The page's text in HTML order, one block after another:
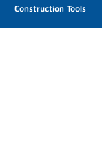
Construction Tools